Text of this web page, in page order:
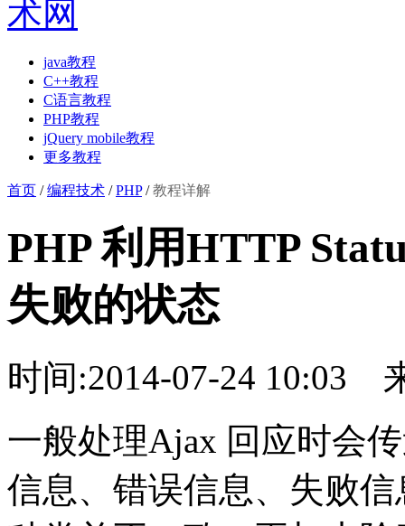
java教程
C++教程
C语言教程
PHP教程
jQuery mobile教程
更多教程
首页 /编程技术 /PHP/教程详解
PHP 利用HTTP
失败的状态
时间:2014-07-24 10:03
一般处理Ajax 回应时会
信息、错误信息、失败